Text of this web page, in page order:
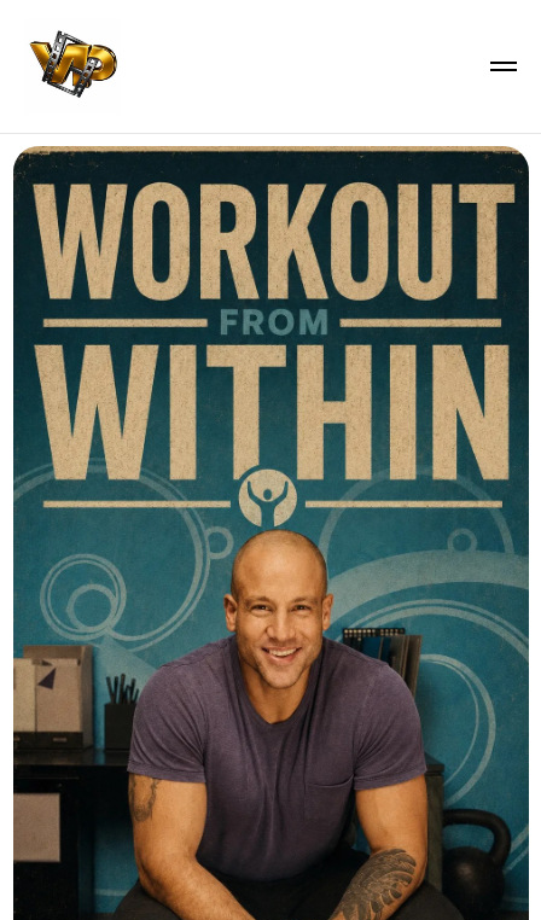
Тренировки с
Джеффом Халеви
Workout From Within
2013-2015 │ США │ HD │ 4 серии x 30'
Смотреть